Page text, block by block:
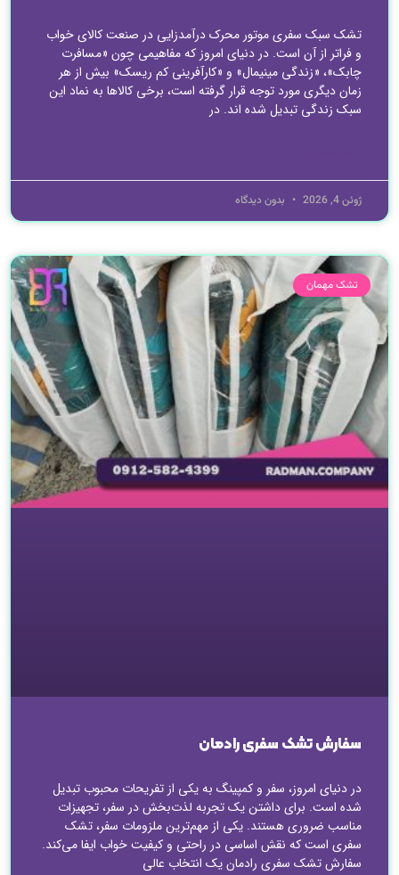
تشک سبک سفری موتور محرک درآمدزایی در صنعت کالای خواب
و فراتر از آن است. در دنیای امروز که مفاهیمی چون «مسافرت
چابک»، «زندگی مینیمال» و «کارآفرینی کم ریسک» بیش از هر
زمان دیگری مورد توجه قرار گرفته است، برخی کالاها به نماد این
سبک زندگی تبدیل شده اند. در
ژوئن 4, 2026 بدون دیدگاه
تشک مهمان
سفارش تشک سفری رادمان
در دنیای امروز، سفر و کمپینگ به یکی از تفریحات محبوب تبدیل
شده است. برای داشتن یک تجربه لذت‌بخش در سفر، تجهیزات
مناسب ضروری هستند. یکی از مهم‌ترین ملزومات سفر، تشک
سفری است که نقش اساسی در راحتی و کیفیت خواب ایفا می‌کند.
سفارش تشک سفری رادمان یک انتخاب عالی